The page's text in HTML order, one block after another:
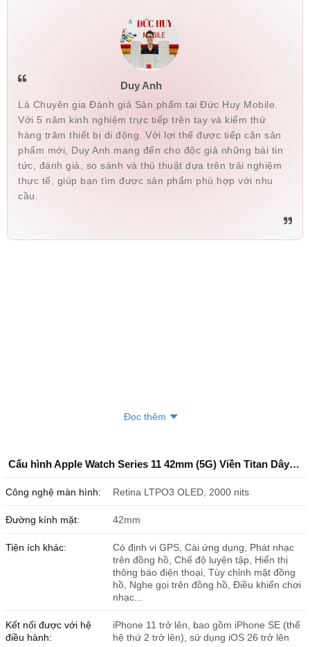
Duy Anh
Là Chuyên gia Đánh giá Sản phẩm tại Đức Huy Mobile.
Với 5 năm kinh nghiệm trực tiếp trên tay và kiểm thử
hàng trăm thiết bị di động. Với lợi thế được tiếp cận sản
phẩm mới, Duy Anh mang đến cho độc giả những bài tin
tức, đánh giá, so sánh và thủ thuật dựa trên trải nghiệm
thực tế, giúp bạn tìm được sản phẩm phù hợp với nhu
cầu.
Đọc thêm
Cấu hình Apple Watch Series 11 42mm (5G) Viền Titan Dây Cao Su Size S/M Chính Hãng
Công nghệ màn hình: Retina LTPO3 OLED, 2000 nits
Đường kính mặt: 42mm
Tiện ích khác:
Có định vị GPS, Cài ứng dụng, Phát nhạc
trên đồng hồ, Chế độ luyện tập, Hiển thị
thông báo điện thoại, Tùy chỉnh mặt đồng
hồ, Nghe gọi trên đồng hồ, Điều khiển chơi
nhạc...
Kết nối được với hệ
điều hành:
iPhone 11 trở lên, bao gồm iPhone SE (thế
hệ thứ 2 trở lên), sử dụng iOS 26 trở lên